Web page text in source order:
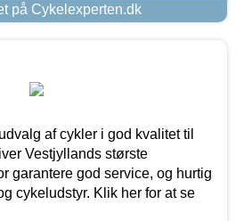
på Cykelexperten.dk
af cykler i god kvalitet til
Vestjyllands største
garantere god service, og hurtig
cykeludstyr. Klik her for at se